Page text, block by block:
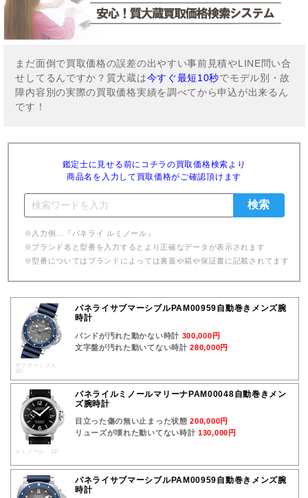
まだ面倒で買取価格の誤差の出やすい事前見積やLINE問い合
せしてるんですか？質大蔵は今すぐ最短10秒でモデル別・故
障内容別の実際の買取価格実績を調べてから申込が出来るん
です！
鑑定士に見せる前にコチラの買取価格検索より
商品名を入力して買取価格がご確認頂けます
※入力例…『パネライ ルミノール』
※ブランド名と型番を入力するとより正確なデータが表示されます
※型番についてはブランドによっては裏蓋や箱や保証書に記載されてます
サブマーシブル
22/
パネライサブマーシブルPAM00959自動巻きメンズ腕
時計
バンドが汚れた動かない時計 300,000円
文字盤が汚れた動いてない時計280,000円
ルミノール 22/
パネライルミノールマリーナPAM00048自動巻きメン
ズ腕時計
目立った傷の無い止まった状態200,000円
リューズが壊れた動いてない時計130,000円
パネライサブマーシブルPAM00959自動巻きメンズ腕
時計